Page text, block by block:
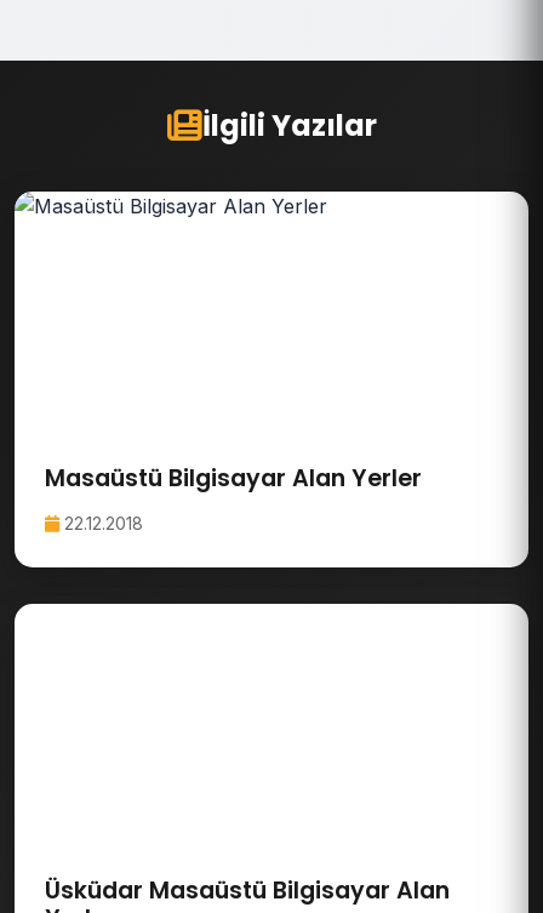
İlgili Yazılar
Masaüstü Bilgisayar Alan Yerler
22.12.2018
Üsküdar Masaüstü Bilgisayar Alan